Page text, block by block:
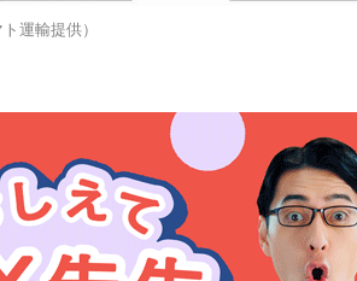
運輸提供）